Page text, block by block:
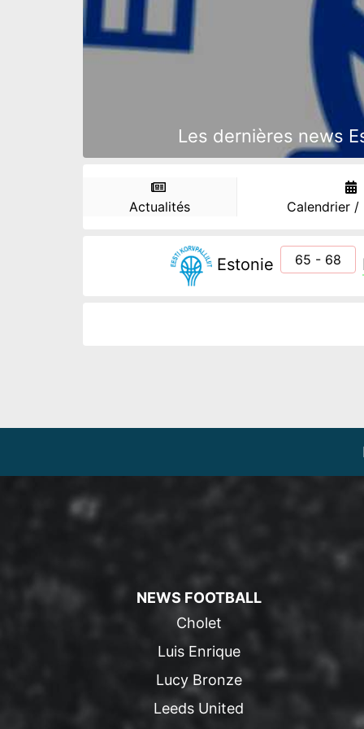
Les dernières news
Actualités Calendrier /
Estonie 65 - 68
NEWS FOOTBALL
Cholet
Luis Enrique
Lucy Bronze
Leeds United